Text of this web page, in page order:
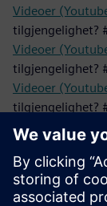
Videoer
tilgjengelighet?
Videoer
tilgjengelighet?
Videoer
tilgjengelighet?
Videoer (Youtube)
tilgjengelighet?
Hvitbøker